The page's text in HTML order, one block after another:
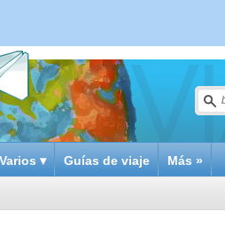
Varios ▾ Guías de viaje Más »